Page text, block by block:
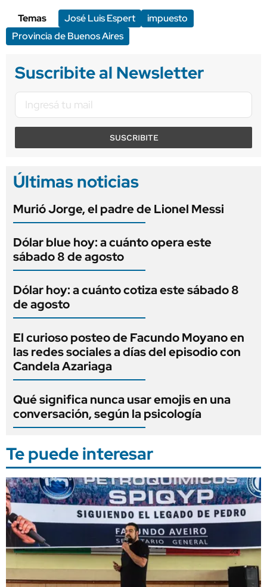
Temas
José Luis Espert
impuesto
Provincia de Buenos Aires
Suscribite al Newsletter
SUSCRIBITE
Últimas noticias
Murió Jorge, el padre de Lionel Messi
Dólar blue hoy: a cuánto opera este
sábado 8 de agosto
Dólar hoy: a cuánto cotiza este sábado 8
de agosto
El curioso posteo de Facundo Moyano en
las redes sociales a días del episodio con
Candela Azariaga
Qué significa nunca usar emojis en una
conversación, según la psicología
Te puede interesar